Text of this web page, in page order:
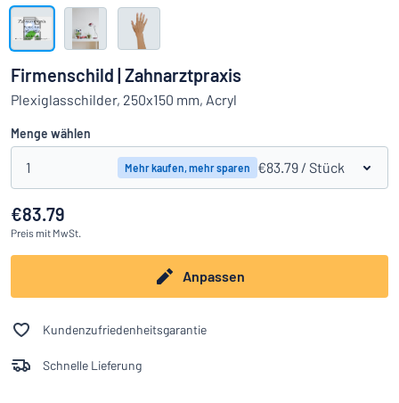
Das Gesuchte nicht gefunden? Schild hier entwerfen
Alle Kategorien anzeigen
Einloggen
Kundenservice
Privat
Firmenschild | Zahnarztpraxis
Plexiglasschilder, 250x150 mm, Acryl
Menge wählen
1 Mehr kaufen, mehr sparen €83.79 / Stück
€83.79
Preis mit MwSt.
Anpassen
Kundenzufriedenheitsgarantie
Schnelle Lieferung